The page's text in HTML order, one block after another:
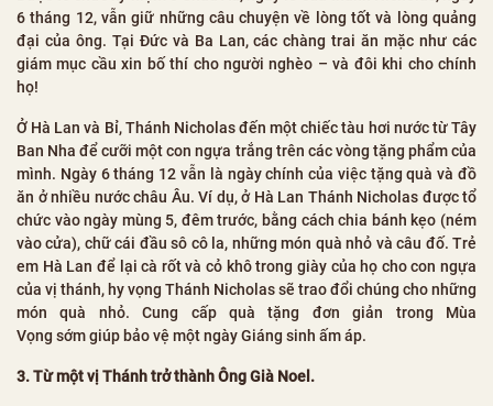
6 tháng 12, vẫn giữ những câu chuyện về lòng tốt và lòng quảng
đại của ông. Tại Đức và Ba Lan, các chàng trai ăn mặc như các
giám mục cầu xin bố thí cho người nghèo – và đôi khi cho chính
họ!
Ở Hà Lan và Bỉ, Thánh Nicholas đến một chiếc tàu hơi nước từ Tây
Ban Nha để cưỡi một con ngựa trắng trên các vòng tặng phẩm của
mình. Ngày 6 tháng 12 vẫn là ngày chính của việc tặng quà và đồ
ăn ở nhiều nước châu Âu. Ví dụ, ở Hà Lan Thánh Nicholas được tổ
chức vào ngày mùng 5, đêm trước, bằng cách chia bánh kẹo (ném
vào cửa), chữ cái đầu sô cô la, những món quà nhỏ và câu đố. Trẻ
em Hà Lan để lại cà rốt và cỏ khô trong giày của họ cho con ngựa
của vị thánh, hy vọng Thánh Nicholas sẽ trao đổi chúng cho những
món quà nhỏ. Cung cấp quà tặng đơn giản trong Mùa
Vọng sớm giúp bảo vệ một ngày Giáng sinh ấm áp.
3. Từ một vị Thánh trở thành Ông Già Noel.